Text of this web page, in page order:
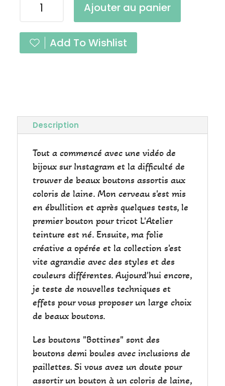
Bottine
Noir
Ajouter au panier
Add To Wishlist
Description
Tout a commencé avec une vidéo de
bijoux sur Instagram et la difficulté de
trouver de beaux boutons assortis aux
coloris de laine. Mon cerveau s'est mis
en ébullition et après quelques tests, le
premier bouton pour tricot L'Atelier
teinture est né. Ensuite, ma folie
créative a opérée et la collection s'est
vite agrandie avec des styles et des
couleurs différentes. Aujourd'hui encore,
je teste de nouvelles techniques et
effets pour vous proposer un large choix
de beaux boutons.
Les boutons "Bottines" sont des
boutons demi boules avec inclusions de
paillettes. Si vous avez un doute pour
assortir un bouton à un coloris de laine,